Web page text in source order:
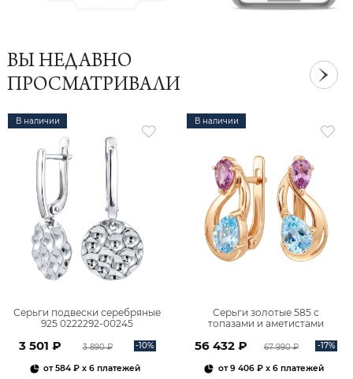
ВЫ НЕДАВНО
ПРОСМАТРИВАЛИ
В наличии
Серьги подвески серебряные
925 0222292-00245
3 501 ₽ 3 890 ₽ -10%
от584 ₽ x 6 платежей
В наличии
Серьги золотые 585 с
топазами и аметистами
56 432 ₽ 67 990 ₽ -17%
от9 406 ₽x 6 платежей